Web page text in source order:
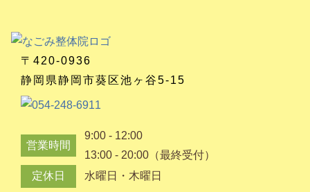
〒420-0936
静岡県静岡市葵区池ヶ谷5-15
営業時間
9:00 - 12:00
13:00 - 20:00（最終受付）
定休日
水曜日・木曜日